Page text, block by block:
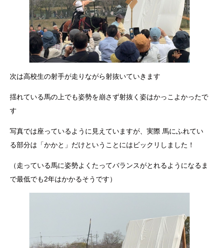
次は高校生の射手が走りながら射抜いていきます
揺れている馬の上でも姿勢を崩さず射抜く姿はかっこよかったで
す
写真では座っているように見えていますが、実際 馬にふれてい
る部分は「かかと」だけということにはビックリしました！
（走っている馬に姿勢よくたってバランスがとれるようになるま
で最低でも2年はかかるそうです）